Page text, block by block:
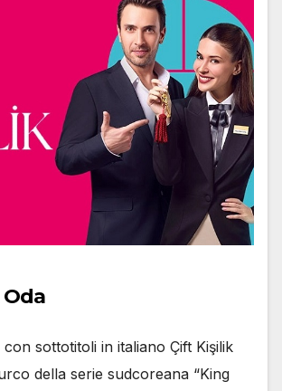
con sottotitoli in italiano Çift Kişilik
della serie sudcoreana “King